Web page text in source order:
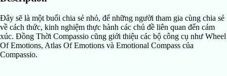
Đây sẽ là một buổi chia sẻ nhỏ, để những người tham gia cùng chia sẻ
về cách thức, kinh nghiệm thực hành các chủ đề liên quan đến cảm
xúc. Đồng Thời Compassio cũng giới thiệu các bộ công cụ như Wheel
Of Emotions, Atlas Of Emotions và Emotional Compass của
Compassio.